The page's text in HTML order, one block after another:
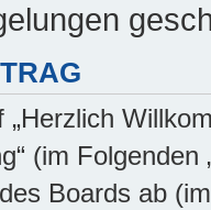
(im
Boards ab